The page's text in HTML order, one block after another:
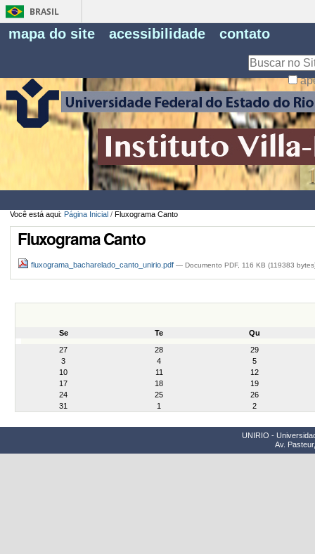
BRASIL
mapa do site acessibilidade contato
Você está aqui: Página Inicial / Fluxograma Canto
Fluxograma Canto
fluxograma_bacharelado_canto_unirio.pdf — Documento PDF, 116 KB (119383
Se Te
Qu
27
28
29
3
4
5
10
11
12
17
18
19
24
25
26
31
1 2
UNIRIO -
Av.